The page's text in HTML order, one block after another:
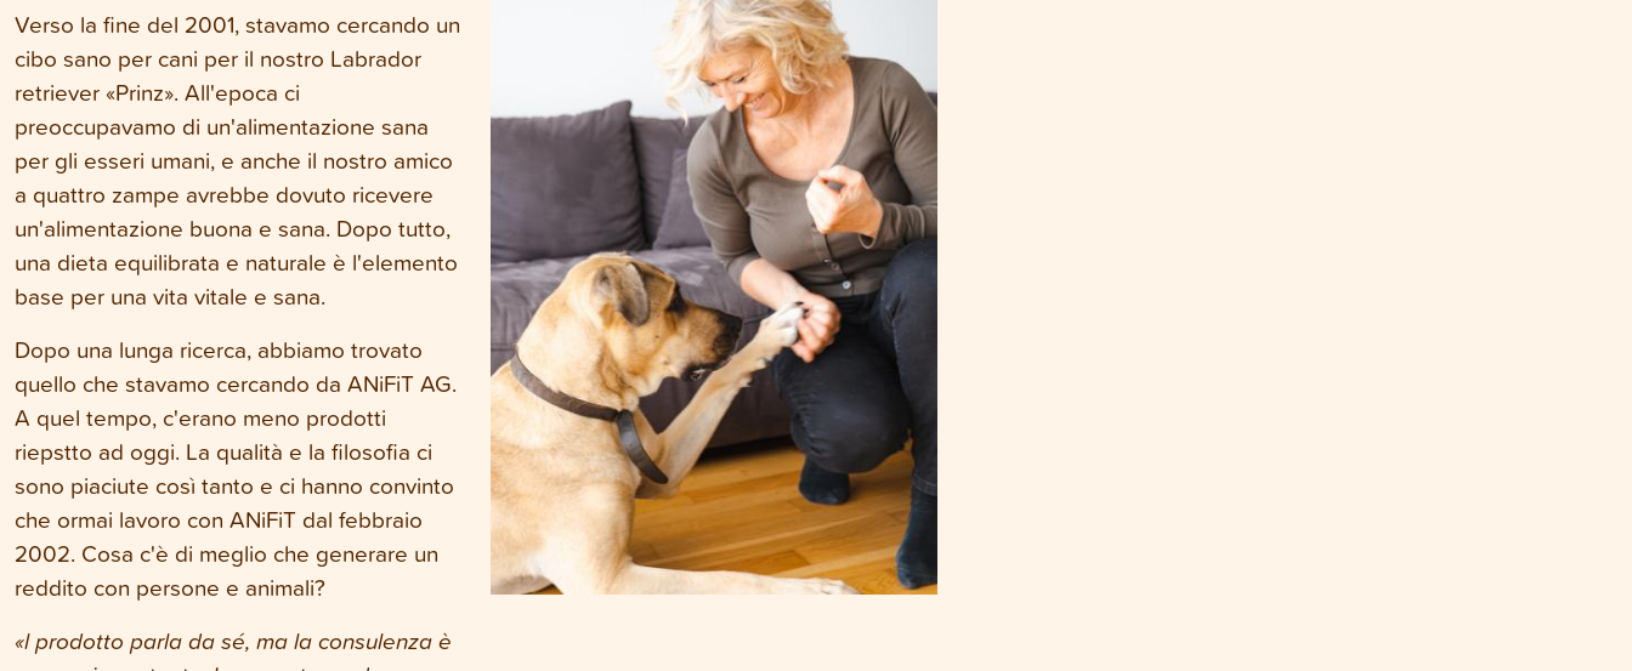
Verso la fine del 2001, stavamo cercando un
cibo sano per cani per il nostro Labrador
retriever «Prinz». All'epoca ci
preoccupavamo di un'alimentazione sana
per gli esseri umani, e anche il nostro amico
a quattro zampe avrebbe dovuto ricevere
un'alimentazione buona e sana. Dopo tutto,
una dieta equilibrata e naturale è l'elemento
base per una vita vitale e sana.
Dopo una lunga ricerca, abbiamo trovato
quello che stavamo cercando da ANiFiT AG.
A quel tempo, c'erano meno prodotti
riepstto ad oggi. La qualità e la filosofia ci
sono piaciute così tanto e ci hanno convinto
che ormai lavoro con ANiFiT dal febbraio
2002. Cosa c'è di meglio che generare un
reddito con persone e animali?
«l prodotto parla da sé, ma la consulenza è